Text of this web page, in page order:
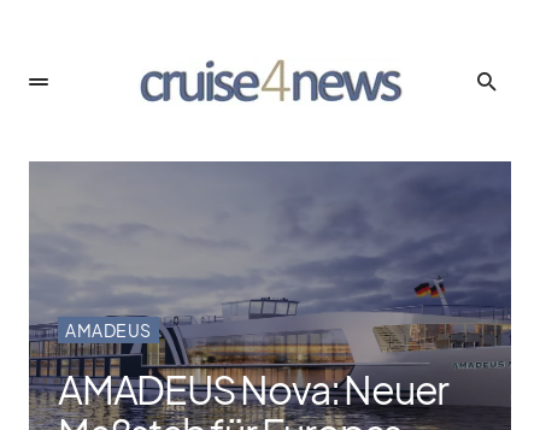
AMADEUS
AMADEUS Nova: Neuer